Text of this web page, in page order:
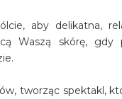
aby delikatna,
Waszą skórę, gdy
tworząc spektakl,